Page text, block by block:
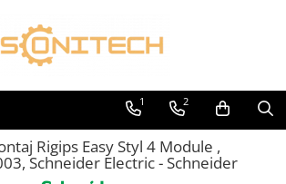
Transfer
1 2
Rigips Easy Styl 4 Module ,
Schneider Electric - Schneider